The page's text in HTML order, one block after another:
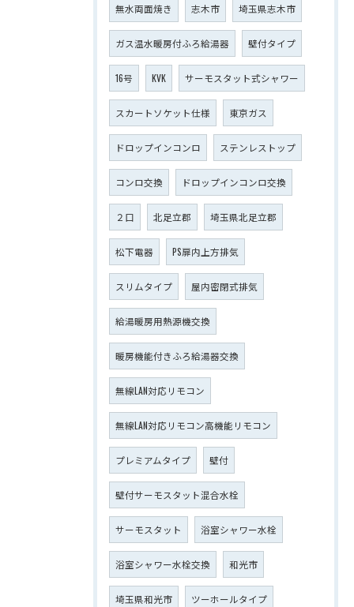
無水両面焼き 志木市 埼玉県志木市
ガス温水暖房付ふろ給湯器 壁付タイプ
16号 KVK サーモスタット式シャワー
スカートソケット仕様 東京ガス
ドロップインコンロ ステンレストップ
コンロ交換 ドロップインコンロ交換
２口 北足立郡 埼玉県北足立郡
松下電器 PS扉内上方排気
スリムタイプ 屋内密閉式排気
給湯暖房用熱源機交換
暖房機能付きふろ給湯器交換
無線LAN対応リモコン
無線LAN対応リモコン高機能リモコン
プレミアムタイプ 壁付
壁付サーモスタット混合水栓
サーモスタット 浴室シャワー水栓
浴室シャワー水栓交換 和光市
埼玉県和光市 ツーホールタイプ